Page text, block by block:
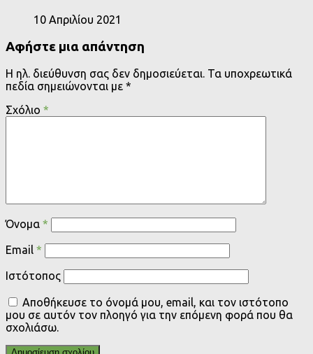
10 Απριλίου 2021
Αφήστε μια απάντηση
Η ηλ. διεύθυνση σας δεν δημοσιεύεται. Τα υποχρεωτικά
πεδία σημειώνονται με *
Σχόλιο *
Όνομα *
Email *
Ιστότοπος
Αποθήκευσε το όνομά μου, email, και τον ιστότοπο
μου σε αυτόν τον πλοηγό για την επόμενη φορά που θα
σχολιάσω.